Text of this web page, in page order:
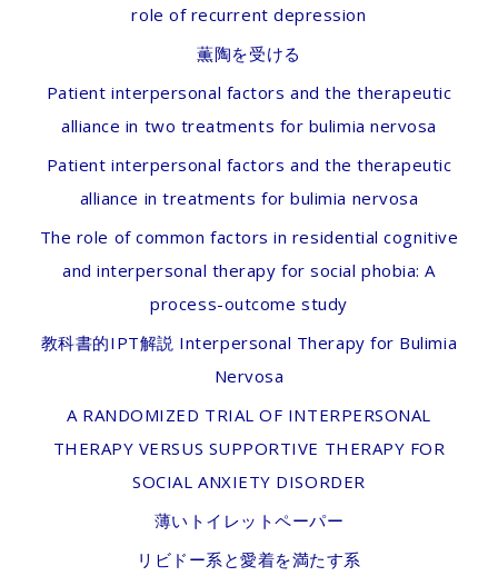
role of recurrent depression
薫陶を受ける
Patient interpersonal factors and the therapeutic
alliance in two treatments for bulimia nervosa
Patient interpersonal factors and the therapeutic
alliance in treatments for bulimia nervosa
The role of common factors in residential cognitive
and interpersonal therapy for social phobia: A
process-outcome study
教科書的IPT解説 Interpersonal Therapy for Bulimia
Nervosa
A RANDOMIZED TRIAL OF INTERPERSONAL
THERAPY VERSUS SUPPORTIVE THERAPY FOR
SOCIAL ANXIETY DISORDER
薄いトイレットペーパー
リビドー系と愛着を満たす系